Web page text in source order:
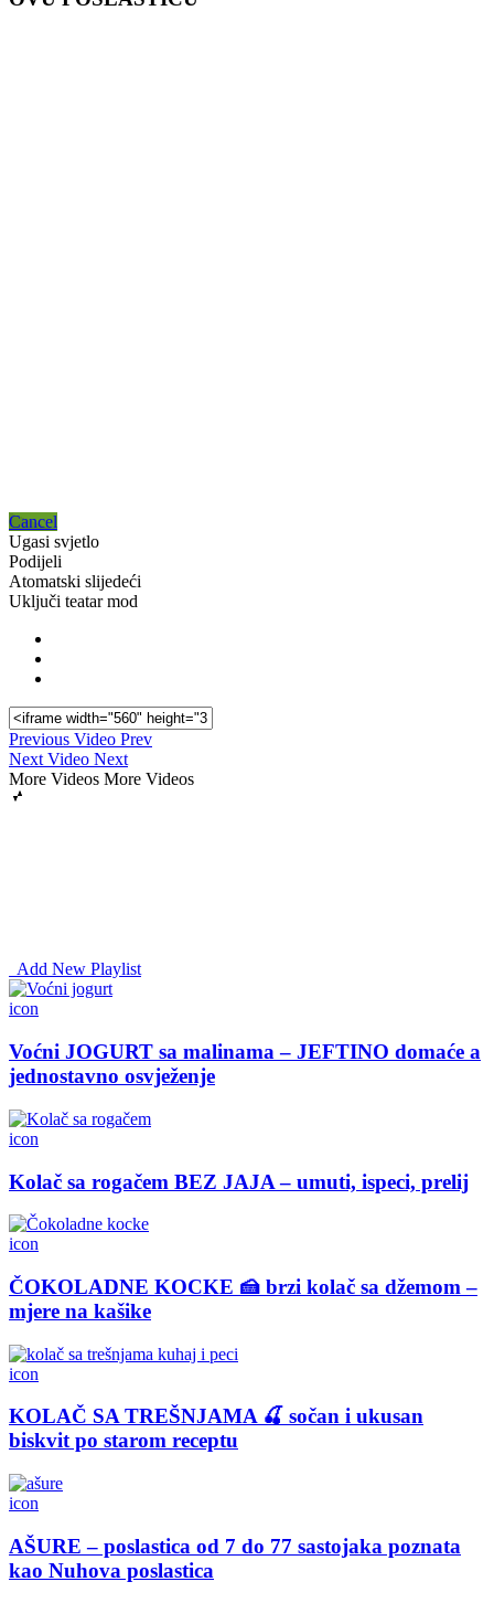
Cancel
Ugasi svjetlo
Podijeli
Atomatski slijedeći
Uključi teatar mod
Previous Video Prev
Next Video Next
More Videos More Videos
Add New Playlist
icon
Voćni JOGURT sa malinama – JEFTINO domaće a
jednostavno osvježenje
icon
Kolač sa rogačem BEZ JAJA – umuti, ispeci, prelij
icon
ČOKOLADNE KOCKE 🍰 brzi kolač sa džemom –
mjere na kašike
icon
KOLAČ SA TREŠNJAMA 🍒 sočan i ukusan
biskvit po starom receptu
icon
AŠURE – poslastica od 7 do 77 sastojaka poznata
kao Nuhova poslastica